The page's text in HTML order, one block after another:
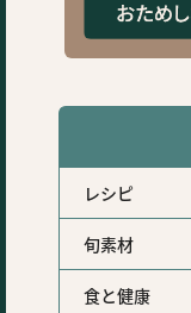
レシピ
旬素材
食と健康